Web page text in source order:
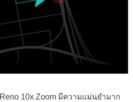
Reno 10x Zoom มีความแม่นยำมาก